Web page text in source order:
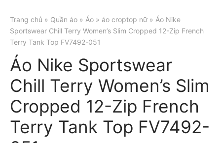
Trang chủ » Quần áo » Áo » áo croptop nữ » Áo Nike
Sportswear Chill Terry Women’s Slim Cropped 12-Zip French
Terry Tank Top FV7492-051
Áo Nike Sportswear
Chill Terry Women’s Slim
Cropped 12-Zip French
Terry Tank Top FV7492-